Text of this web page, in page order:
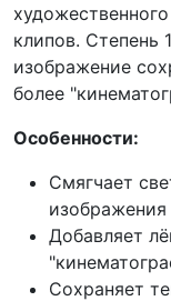
клипов. Степень
изображение
более
Особенности:
Смягчает
изображения
Добавляет
Сохраняет